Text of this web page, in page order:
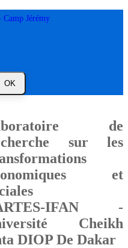
Jérémy
de
sur les
et
IFAN -
Cheikh
DIOP De Dakar